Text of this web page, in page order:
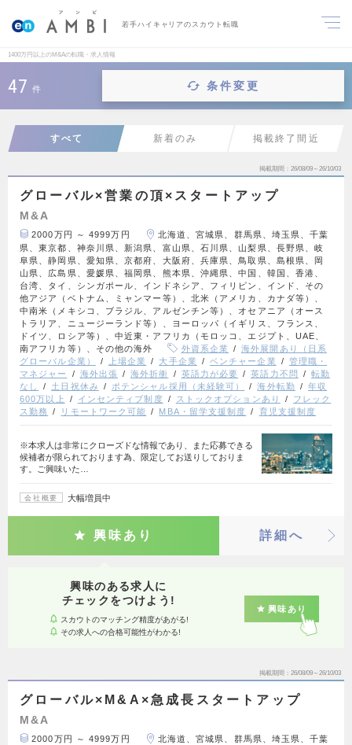
若手ハイキャリアのスカウト転職
1400万円以上のM&Aの転職・求人情報
47 件 条件変更
すべて 新着のみ 掲載終了間近
掲載期間 26/08/09～26/10/03
グローバル×営業の頂×スタートアップ
M&A
2000万円 ～ 4999万円
北海道、宮城県、群馬県、埼玉県、千葉
県、東京都、神奈川県、新潟県、富山県、石川県、山梨県、長野県、岐
阜県、静岡県、愛知県、京都府、大阪府、兵庫県、鳥取県、島根県、岡
山県、広島県、愛媛県、福岡県、熊本県、沖縄県、中国、韓国、香港、
台湾、タイ、シンガポール、インドネシア、フィリピン、インド、その
他アジア（ベトナム、ミャンマー等）、北米（アメリカ、カナダ等）、
中南米（メキシコ、ブラジル、アルゼンチン等）、オセアニア（オース
トラリア、ニュージーランド等）、ヨーロッパ（イギリス、フランス、
ドイツ、ロシア等）、中近東・アフリカ（モロッコ、エジプト、UAE、
南アフリカ等）、その他の海外
外資系企業
海外展開あり（日系
グローバル企業）
上場企業 大手企業 ベンチャー企業
管理職・
マネジャー
海外出張 海外折衝 英語力が必要 英語力不問
転勤
なし
土日祝休み ポテンシャル採用（未経験可） 海外転勤
年収
600万以上
インセンティブ制度 ストックオプションあり
フレック
ス勤務
リモートワーク可能 MBA・留学支援制度 育児支援制度
※本求人は非常にクローズドな情報であり、また応募できる
候補者が限られております為、限定してお送りしておりま
す。ご興味いた…
会社概要 大幅増員中
興味あり 詳細へ
興味のある求人に
チェックをつけよう!
スカウトのマッチング精度があがる!
その求人への合格可能性がわかる!
興味あり
掲載期間 26/08/09～26/10/03
グローバル×M&A×急成長スタートアップ
M&A
2000万円 ～ 4999万円
北海道、宮城県、群馬県、埼玉県、千葉